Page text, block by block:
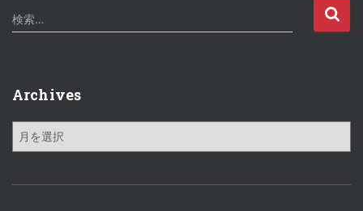
検
索
検索…
Archives
h